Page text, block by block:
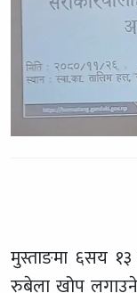
मुस्ताङमा ६सय १३
रुबेला खोप लगाउने